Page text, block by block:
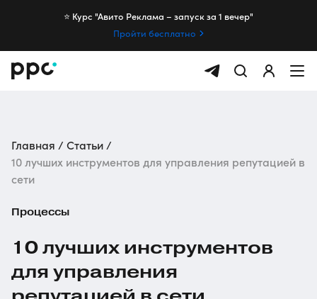
⭐️ Курс "Авито Реклама – запуск за 1 вечер"
Пройти бесплатно
Главная
Статьи
10 лучших инструментов для управления репутацией в
сети
Процессы
10 лучших инструментов
для управления